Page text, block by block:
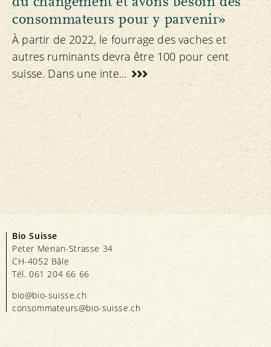
consommateurs pour y parvenir»
À partir de 2022, le fourrage des vaches et
autres ruminants devra être 100 pour cent
suisse. Dans une inte...
Bio Suisse
Peter Merian-Strasse 34
CH-4052 Bâle
Tél. 061 204 66 66
bio@bio-suisse.ch
consommateurs@bio-suisse.ch